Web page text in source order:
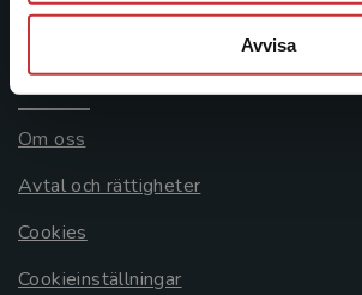
Avvisa
Systemkrav
Allmänna länkar
Om oss
Avtal och rättigheter
Cookies
Cookieinställningar